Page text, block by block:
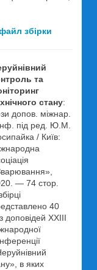
збірки
та
стану:
допов. міжнар.
під ред. Ю.М.
/ Київ:
— 74 стор.
40
доповідей XXIII
в яких